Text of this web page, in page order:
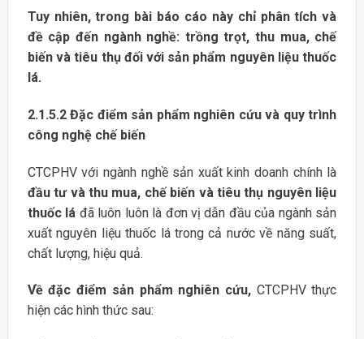
Tuy nhiên, trong bài báo cáo này chỉ phân tích và
đề cập đến ngành nghề: trồng trọt, thu mua, chế
biến và tiêu thụ đối với sản phẩm nguyên liệu thuốc
lá.
2.1.5.2 Đặc điểm sản phẩm nghiên cứu và quy trình
công nghệ chế biến
CTCPHV với ngành nghề sản xuất kinh doanh chính là
đầu tư và thu mua, chế biến và tiêu thụ nguyên liệu
thuốc lá đã luôn luôn là đơn vị dẫn đầu của ngành sản
xuất nguyên liệu thuốc lá trong cả nước về năng suất,
chất lượng, hiệu quả.
Về đặc điểm sản phẩm nghiên cứu,CTCPHV thực
hiện các hình thức sau: